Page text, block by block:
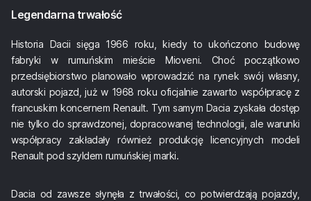
Legendarna trwałość
Historia Dacii sięga 1966 roku, kiedy to ukończono budowę
fabryki w rumuńskim mieście Mioveni. Choć początkowo
przedsiębiorstwo planowało wprowadzić na rynek swój własny,
autorski pojazd, już w 1968 roku oficjalnie zawarto współpracę z
francuskim koncernem Renault. Tym samym Dacia zyskała dostęp
nie tylko do sprawdzonej, dopracowanej technologii, ale warunki
współpracy zakładały również produkcję licencyjnych modeli
Renault pod szyldem rumuńskiej marki.
Dacia od zawsze słynęła z trwałości, co potwierdzają pojazdy,